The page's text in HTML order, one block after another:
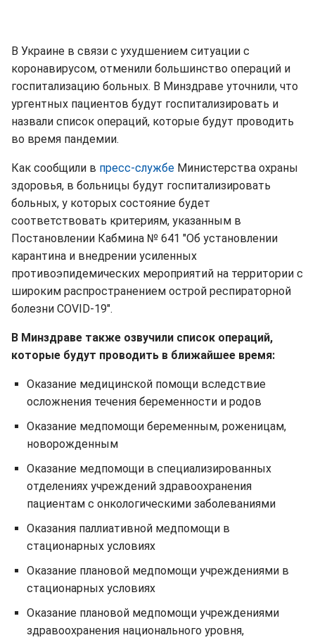
В Украине в связи с ухудшением ситуации с
коронавирусом, отменили большинство операций и
госпитализацию больных. В Минздраве уточнили, что
ургентных пациентов будут госпитализировать и
назвали список операций, которые будут проводить
во время пандемии.
Как сообщили в пресс-службе Министерства охраны
здоровья, в больницы будут госпитализировать
больных, у которых состояние будет
соответствовать критериям, указанным в
Постановлении Кабмина № 641 "Об установлении
карантина и внедрении усиленных
противоэпидемических мероприятий на территории с
широким распространением острой респираторной
болезни COVID-19".
В Минздраве также озвучили список операций,
которые будут проводить в ближайшее время:
Оказание медицинской помощи вследствие
осложнения течения беременности и родов
Оказание медпомощи беременным, роженицам,
новорожденным
Оказание медпомощи в специализированных
отделениях учреждений здравоохранения
пациентам с онкологическими заболеваниями
Оказания паллиативной медпомощи в
стационарных условиях
Оказание плановой медпомощи учреждениями в
стационарных условиях
Оказание плановой медпомощи учреждениями
здравоохранения национального уровня,